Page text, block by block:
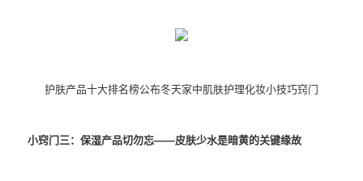
护肤产品十大排名榜公布冬天家中肌肤护理化妆小技巧窍门
小窍门三：保湿产品切勿忘——皮肤少水是暗黄的关键缘故